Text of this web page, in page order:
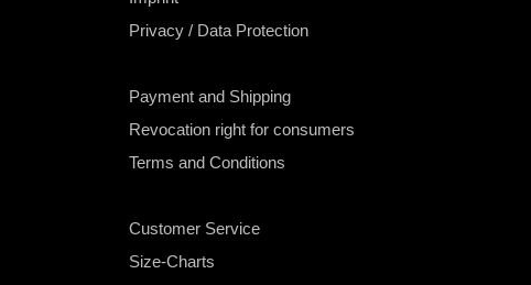
Privacy / Data Protection
Payment and Shipping
Revocation right for consumers
Terms and Conditions
Customer Service
Size-Charts